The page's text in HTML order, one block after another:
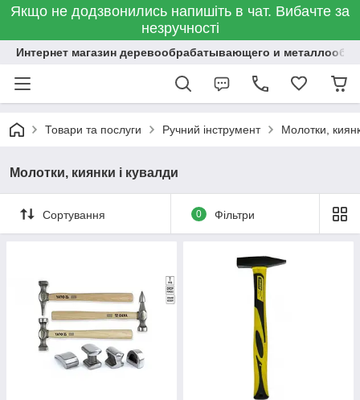
Якщо не додзвонились напишіть в чат. Вибачте за
незручності
Интернет магазин деревообрабатывающего и
Товари та послуги Ручний інструмент Молотки,
Молотки, киянки і кувалди
Сортування 0 Фільтри